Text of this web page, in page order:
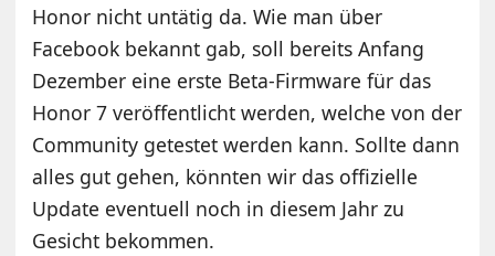
Honor nicht untätig da. Wie man über
Facebook bekannt gab, soll bereits Anfang
Dezember eine erste Beta-Firmware für das
Honor 7 veröffentlicht werden, welche von der
Community getestet werden kann. Sollte dann
alles gut gehen, könnten wir das offizielle
Update eventuell noch in diesem Jahr zu
Gesicht bekommen.